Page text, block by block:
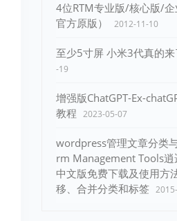
4位RTM专业版/核心版/
官方原版）
2012-11-10
至少5寸屏 小米3代真的来
-19
增强版ChatGPT-Ex-
教程 2023-05-07
wordpress管理文章分类
rm Management Tools逍
中文版免费下载及使用方
移、合并分类和标签